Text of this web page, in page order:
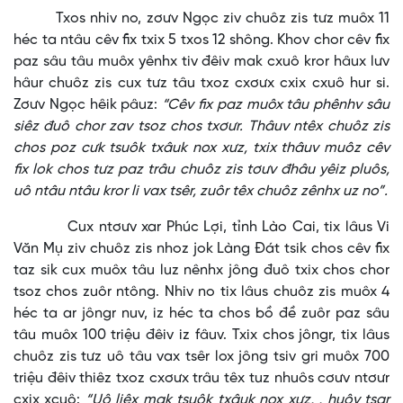
Txos nhiv no, zơưv Ngọc ziv chuôz zis tưz muôx 11
héc ta ntâu cêv fix txix 5 txos 12 shông. Khov chor cêv fix
paz sâu tâu muôx yênhx tiv đêiv mak cxuô kror hâux lưv
hâur chuôz zis cux tưz tâu txoz cxơưx cxix cxuô hur si.
Zơưv Ngọc hêik pâuz: “Cêv fix paz muôx tâu phênhv sâu
siêz đuô chor zav tsoz chos txơưr. Thâuv ntêx chuôz zis
chos poz cưk tsuôk txâuk nox xưz, txix thâuv muôz cêv
fix lok chos tưz paz trâu chuôz zis tơưv đhâu yêiz pluôs,
uô ntâu ntâu kror li vax tsêr, zuôr têx chuôz zênhx uz no”.
Cux ntơưv xar Phúc Lợi, tỉnh Lào Cai, tix lâus Vi
Văn Mụ ziv chuôz zis nhoz jok Làng Đát tsik chos cêv fix
taz sik cux muôx tâu luz nênhx jông đuô txix chos chor
tsoz chos zuôr ntông. Nhiv no tix lâus chuôz zis muôx 4
héc ta ar jôngr nuv, iz héc ta chos bồ đề zuôr paz sâu
tâu muôx 100 triệu đêiv iz fâuv. Txix chos jôngr, tix lâus
chuôz zis tưz uô tâu vax tsêr lox jông tsiv gri muôx 700
triệu đêiv thiêz txoz cxơưx trâu têx tuz nhuôs cơưv ntơưr